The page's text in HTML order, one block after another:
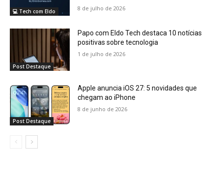
💻 Tech com Eldo 8 de julho de 2026
Post Destaque
Papo com Eldo Tech destaca 10 notícias
positivas sobre tecnologia
1 de julho de 2026
Post Destaque
Apple anuncia iOS 27: 5 novidades que
chegam ao iPhone
8 de junho de 2026